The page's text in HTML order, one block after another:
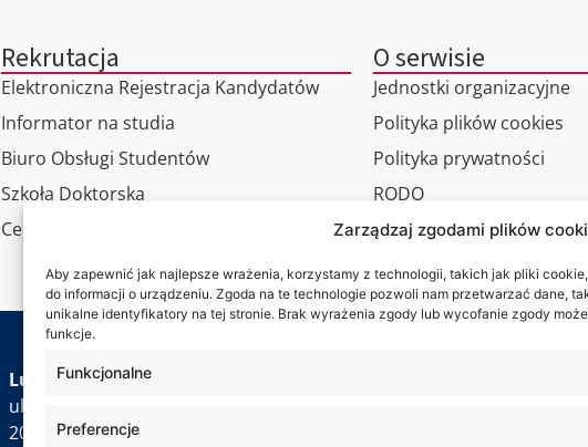
Zarządzaj zgodami plików
Aby zapewnić jak najlepsze wrażenia, korzystamy z technologii, takich jak pliki
do informacji o urządzeniu. Zgoda na te technologie pozwoli nam przetwarzać dane,
unikalne identyfikatory na tej stronie. Brak wyrażenia zgody lub wycofanie zgody
funkcje.
Funkcjonalne
Preferencje
Rekrutacja
Elektroniczna Rejestracja Kandydatów
Informator na studia
Biuro Obsługi Studentów
Szkoła Doktorska
Centrum Studiów Podyplomowych
O serwisie
Jednostki organizacyjne
Polityka plików cookies
Polityka prywatności
RODO
Wirtualny spacer
Kontakt
Lubelska Akademia WSEI
ul. Projektowa 4
20-209 Lublin